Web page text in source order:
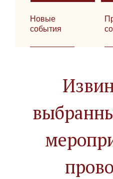
Новые
события